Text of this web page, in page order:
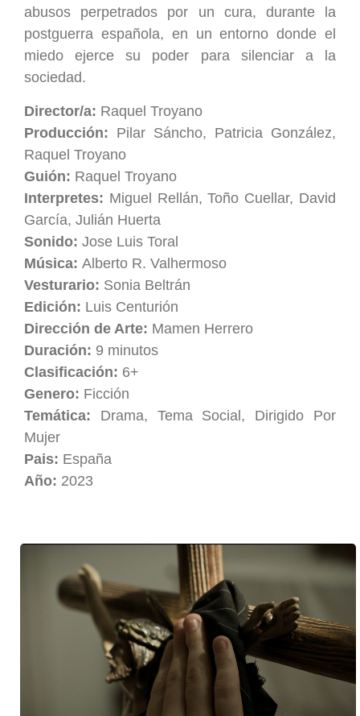
abusos perpetrados por un cura, durante la
postguerra española, en un entorno donde el
miedo ejerce su poder para silenciar a la
sociedad.
Director/a: Raquel Troyano
Producción: Pilar Sáncho, Patricia González,
Raquel Troyano
Guión: Raquel Troyano
Interpretes: Miguel Rellán, Toño Cuellar, David
García, Julián Huerta
Sonido: Jose Luis Toral
Música: Alberto R. Valhermoso
Vesturario: Sonia Beltrán
Edición: Luis Centurión
Dirección de Arte: Mamen Herrero
Duración: 9 minutos
Clasificación: 6+
Genero: Ficción
Temática: Drama, Tema Social, Dirigido Por
Mujer
Pais: España
Año: 2023